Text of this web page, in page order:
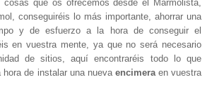
que os ofrecemos desde el Marmolista,
conseguiréis lo más importante, ahorrar una
y de esfuerzo a la hora de conseguir el
en vuestra mente, ya que no será necesario
de sitios, aquí encontraréis todo lo que
de instalar una nueva encimeraen vuestra